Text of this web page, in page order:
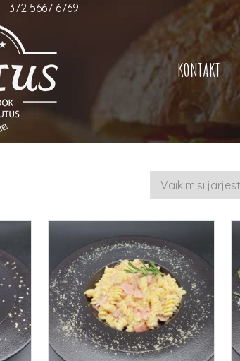
5667 6769
KONTAKT